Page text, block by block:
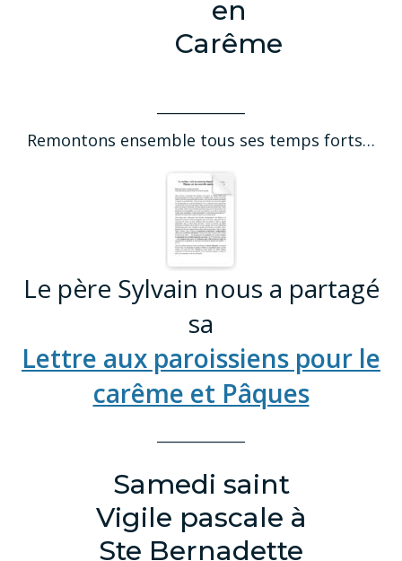
en
Carême
Remontons ensemble tous ses temps forts…
Le père Sylvain nous a partagé
sa
Lettre aux paroissiens pour le
carême et Pâques
Samedi saint
Vigile pascale à
Ste Bernadette